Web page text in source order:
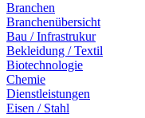
Branchen
Branchenübersicht
Bau / Infrastrukur
Bekleidung / Textil
Biotechnologie
Chemie
Dienstleistungen
Eisen / Stahl